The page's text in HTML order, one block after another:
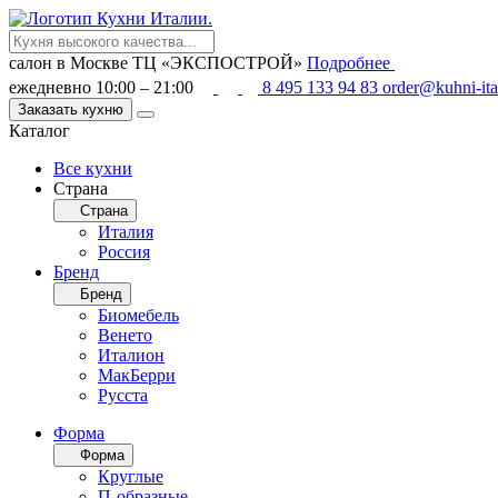
салон в Москве ТЦ «ЭКСПОСТРОЙ» Подробнее
ежедневно 10:00 – 21:00
8 495 133 94 83 order@kuhni-
Заказать кухню
Каталог
Все кухни
Страна
Страна
Италия
Россия
Бренд
Бренд
Биомебель
Венето
Италион
МакБерри
Русста
Форма
Форма
Круглые